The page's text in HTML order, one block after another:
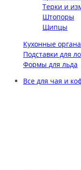
Терки и
Штопоры
Щипцы
Кухонные
Подставки для
Формы для льда
Все для чая и